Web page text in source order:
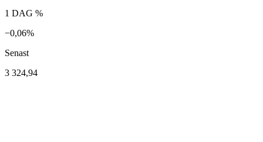
1 DAG %
−0,06%
Senast
3 324,94